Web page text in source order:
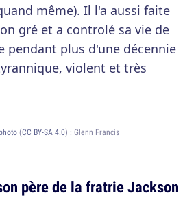
même). Il l'a aussi faite
gré et a controlé sa vie de
pendant plus d'une décennie
violent et très
(CC BY-SA 4.0) : Glenn Francis
père de la fratrie Jackson